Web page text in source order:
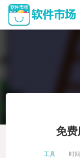
免费
工具 时